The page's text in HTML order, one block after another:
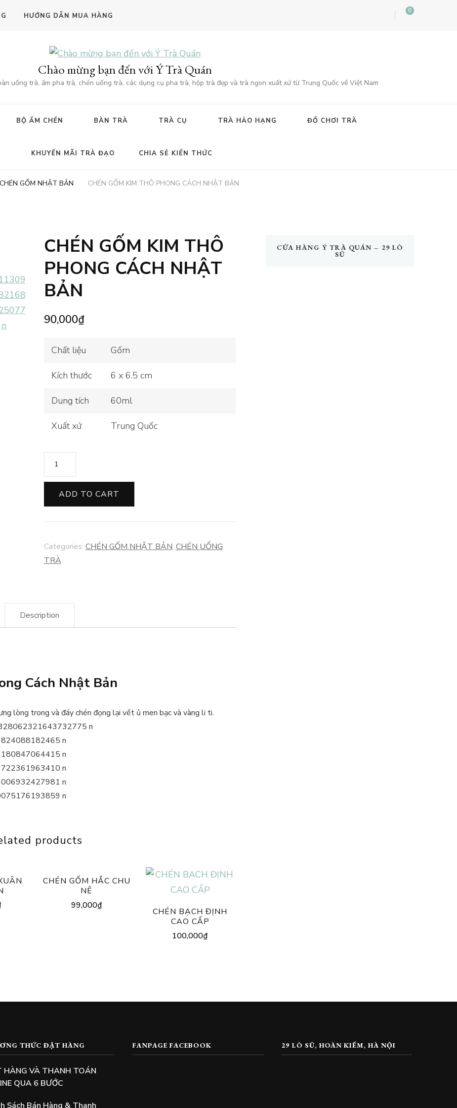
HƯỚNG DẪN MUA HÀNG
0
Chào mừng bạn đến với Ý Trà Quán
uống trà, ấm pha trà, chén uống trà, các dụng cụ pha trà, hộp trà đẹp và trà ngon xuất xứ từ Trung Quốc về Việt Nam
BỘ ẤM CHÉN BÀN TRÀ TRÀ CỤ TRÀ HẢO HẠNG ĐỒ CHƠI TRÀ
KHUYẾN MÃI TRÀ ĐẠO CHIA SẺ KIẾN THỨC
CHÉN GỐM NHẬT BẢN CHÉN GỐM KIM THÔ PHONG CÁCH NHẬT BẢN
CHÉN GỐM KIM THÔ
PHONG CÁCH NHẬT
BẢN
90,000₫
Chất liệu Gốm
Kích thước 6 x 6.5 cm
Dung tích 60ml
Xuất xứ Trung Quốc
CHÉN
GỐM
THÔ
PHONG
NHẬT
BẢN
ADD TO CART
Categories: CHÉN GỐM NHẬT BẢN, CHÉN UỐNG
TRÀ
Description
Cách Nhật Bản
lòng trong và đáy chén đọng lại vết ủ men bạc và vàng li ti.
products
CHÉN GỐM HẮC CHU
NÊ
99,000₫
CHÉN BẠCH ĐỊNH
CAO CẤP
100,000₫
CỬA HÀNG Ý TRÀ QUÁN – 29 LÒ
SŨ
THỨC ĐẶT HÀNG
VÀ THANH TOÁN
QUA 6 BƯỚC
Sách Bán Hàng & Thanh
FANPAGE FACEBOOK 29 LÒ SŨ, HOÀN KIẾM, HÀ NỘI